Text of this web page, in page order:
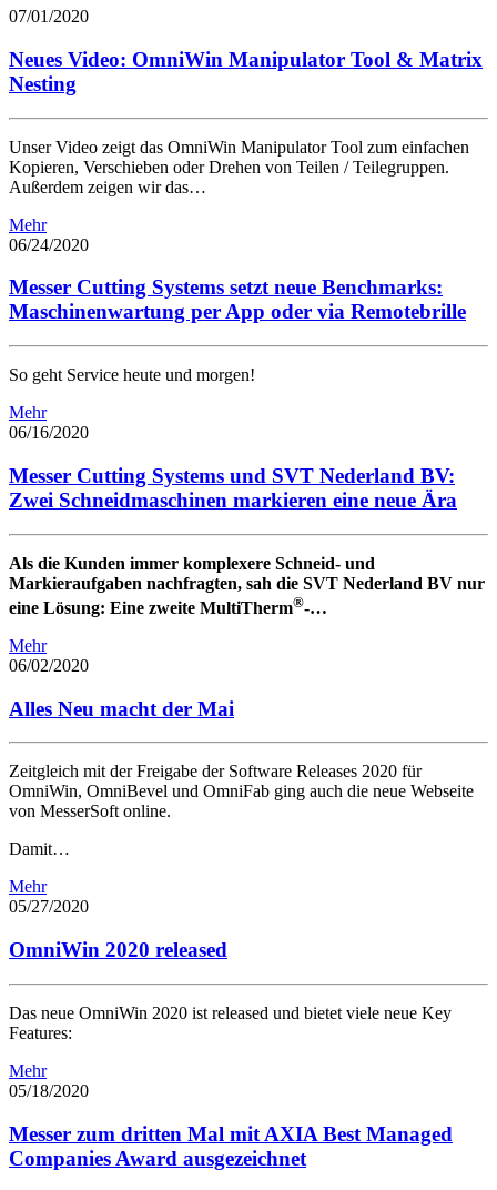
07/01/2020
Neues Video: OmniWin Manipulator Tool & Matrix
Nesting
Unser Video zeigt das OmniWin Manipulator Tool zum einfachen
Kopieren, Verschieben oder Drehen von Teilen / Teilegruppen.
Außerdem zeigen wir das…
Mehr
06/24/2020
Messer Cutting Systems setzt neue Benchmarks:
Maschinenwartung per App oder via Remotebrille
So geht Service heute und morgen!
Mehr
06/16/2020
Messer Cutting Systems und SVT Nederland BV:
Zwei Schneidmaschinen markieren eine neue Ära
Als die Kunden immer komplexere Schneid- und
Markieraufgaben nachfragten, sah die SVT Nederland BV nur
eine Lösung: Eine zweite MultiTherm®-…
Mehr
06/02/2020
Alles Neu macht der Mai
Zeitgleich mit der Freigabe der Software Releases 2020 für
OmniWin, OmniBevel und OmniFab ging auch die neue Webseite
von MesserSoft online.
Damit…
Mehr
05/27/2020
OmniWin 2020 released
Das neue OmniWin 2020 ist released und bietet viele neue Key
Features:
Mehr
05/18/2020
Messer zum dritten Mal mit AXIA Best Managed
Companies Award ausgezeichnet